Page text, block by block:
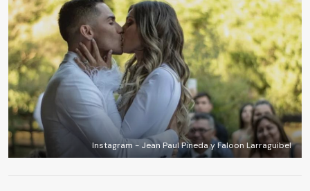
Instagram - Jean Paul Pineda y Faloon Larraguibel